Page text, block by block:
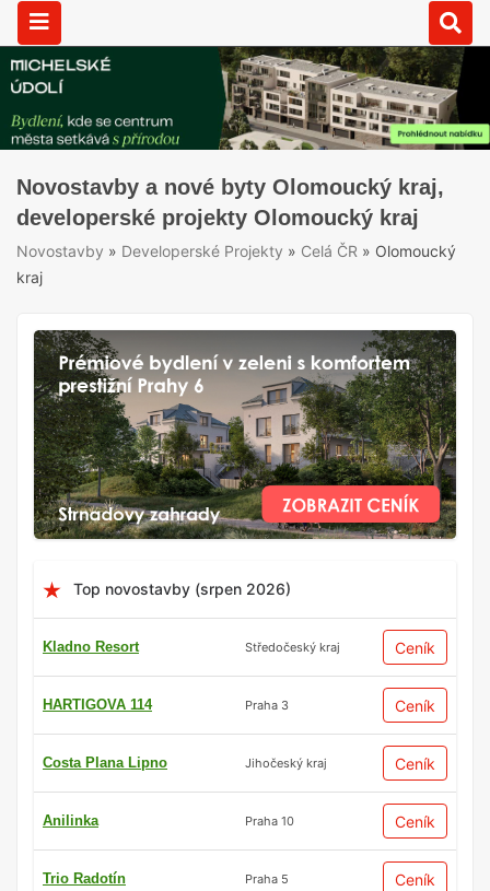
Novostavby a nové byty Olomoucký kraj,
developerské projekty Olomoucký kraj
Novostavby » Developerské Projekty » Celá ČR » Olomoucký
kraj
Top novostavby (srpen 2026)
Kladno Resort Středočeský kraj Ceník
HARTIGOVA 114 Praha 3 Ceník
Costa Plana Lipno Jihočeský kraj Ceník
Anilinka Praha 10 Ceník
Trio Radotín Praha 5 Ceník